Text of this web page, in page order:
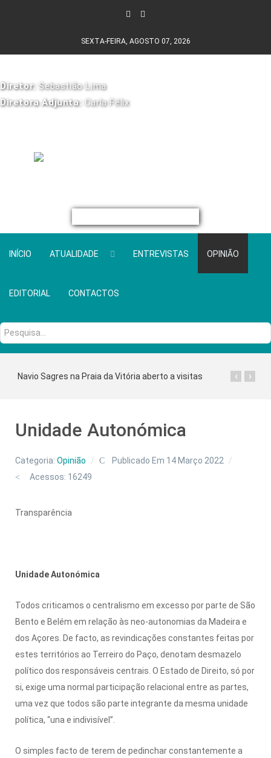
SEXTA-FEIRA, AGOSTO 07, 2026
Diretor: Sebastião Lima
Diretora Adjunta: Carla Félix
INÍCIO ATUALIDADE ENTREVISTAS OPINIÃO
EDITORIAL CONTACTOS
Pesquisa...
Navio Sagres na Praia da Vitória aberto a visitas ›
‹
Unidade Autonómica
Categoria: Opinião
Publicado Em 14 Março 2022
Acessos: 16249
Transparência
Unidade Autonómica
Todos criticamos o centralismo em excesso por parte de São
Bento e Belém em relação às neo-autonomias da Madeira e
dos Açores. De facto, as revindicações constantes feitas por
estes territórios ao Terreiro do Paço, denotam desmazelo
político dos responsáveis centrais. O Estado de Direito, só por
si, exige uma normal participação relacional entre as partes,
uma vez que todos são parte integrante da mesma unidade
política, “una e indivisível”.
O simples facto de terem de pedinchar constantemente a